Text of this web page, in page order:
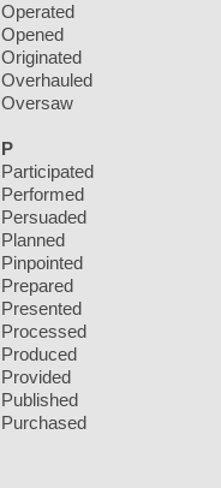
Operated
Opened
Originated
Overhauled
Oversaw
P
Participated
Performed
Persuaded
Planned
Pinpointed
Prepared
Presented
Processed
Produced
Provided
Published
Purchased